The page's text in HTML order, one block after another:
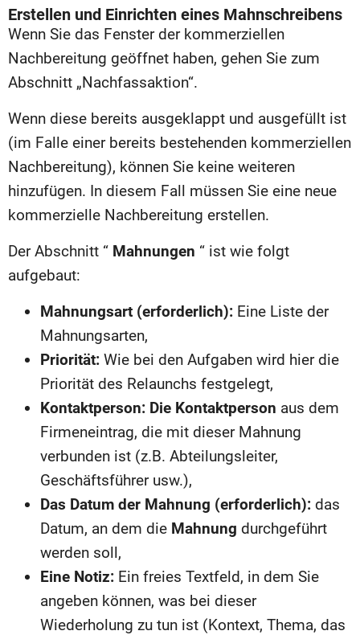
Erstellen und Einrichten eines Mahnschreibens
Wenn Sie das Fenster der kommerziellen
Nachbereitung geöffnet haben, gehen Sie zum
Abschnitt „Nachfassaktion“.
Wenn diese bereits ausgeklappt und ausgefüllt ist
(im Falle einer bereits bestehenden kommerziellen
Nachbereitung), können Sie keine weiteren
hinzufügen. In diesem Fall müssen Sie eine neue
kommerzielle Nachbereitung erstellen.
Der Abschnitt “ Mahnungen “ ist wie folgt
aufgebaut:
Mahnungsart (erforderlich): Eine Liste der
Mahnungsarten,
Priorität: Wie bei den Aufgaben wird hier die
Priorität des Relaunchs festgelegt,
Kontaktperson: Die Kontaktperson aus dem
Firmeneintrag, die mit dieser Mahnung
verbunden ist (z.B. Abteilungsleiter,
Geschäftsführer usw.),
Das Datum der Mahnung (erforderlich): das
Datum, an dem die Mahnung durchgeführt
werden soll,
Eine Notiz: Ein freies Textfeld, in dem Sie
angeben können, was bei dieser
Wiederholung zu tun ist (Kontext, Thema, das